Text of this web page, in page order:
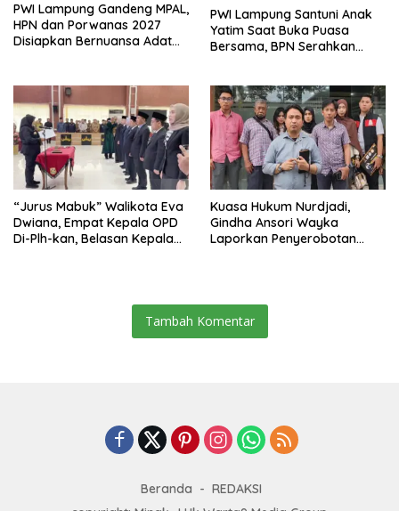
PWI Lampung Gandeng MPAL,
HPN dan Porwanas 2027
Disiapkan Bernuansa Adat
PWI Lampung Santuni Anak
Yatim Saat Buka Puasa
Bersama, BPN Serahkan
“Jurus Mabuk” Walikota Eva
Dwiana, Empat Kepala OPD
Di-Plh-kan, Belasan Kepala
Kuasa Hukum Nurdjadi,
Gindha Ansori Wayka
Laporkan Penyerobotan
Tambah Komentar
Beranda
REDAKSI